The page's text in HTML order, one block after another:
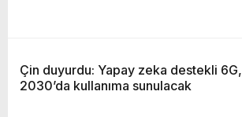
Çin duyurdu: Yapay zeka destekli 6G,
2030’da kullanıma sunulacak